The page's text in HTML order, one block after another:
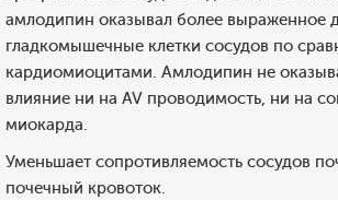
амлодипин оказывал более выраженное
гладкомышечные клетки сосудов по
кардиомиоцитами. Амлодипин не
влияние ни на AV проводимость, ни на
миокарда.
Уменьшает сопротивляемость сосудов
почечный кровоток.